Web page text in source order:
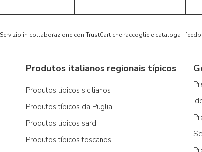
Servizio in collaborazione con TrustCart che raccoglie e cataloga i
Produtos italianos regionais típicos
Produtos típicos sicilianos
Produtos típicos da Puglia
Produtos típicos sardi
Produtos típicos toscanos